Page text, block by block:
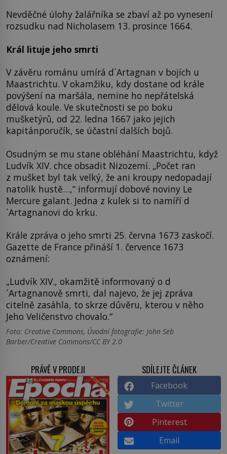
Nevděčné úlohy žalářníka se zbaví až po vynesení
rozsudku nad Nicholasem 13. prosince 1664.
Král lituje jeho smrti
V závěru románu umírá d´Artagnan v bojích u
Maastrichtu. V okamžiku, kdy dostane od krále
povýšení na maršála, nemine ho nepřátelská
dělová koule. Ve skutečnosti se po boku
mušketýrů, od 22. ledna 1667 jako jejich
kapitánporučík, se účastní dalších bojů.
Osudným se mu stane obléhání Maastrichtu, když
Ludvík XIV. chce obsadit Nizozemí. „Počet ran
z mušket byl tak velký, že ani kroupy nedopadají
natolik hustě…,“ informují dobové noviny Le
Mercure galant. Jedna z kulek si to namíří d
´Artagnanovi do krku.
Krále zpráva o jeho smrti 25. června 1673 zaskočí.
Gazette de France přináší 1. července 1673
oznámení:
„Ludvík XIV., okamžitě informovaný o d
´Artagnanově smrti, dal najevo, že jej zpráva
citelně zasáhla, to skrze důvěru, kterou v něho
Jeho Veličenstvo chovalo.“
Foto: Creative Commons, Úvodní fotografie: John Seb
Barber/Creative Commons/CC BY 2.0
PRÁVĚ V PRODEJI SDÍLEJTE ČLÁNEK
Facebook
Twitter
Pinterest
Email